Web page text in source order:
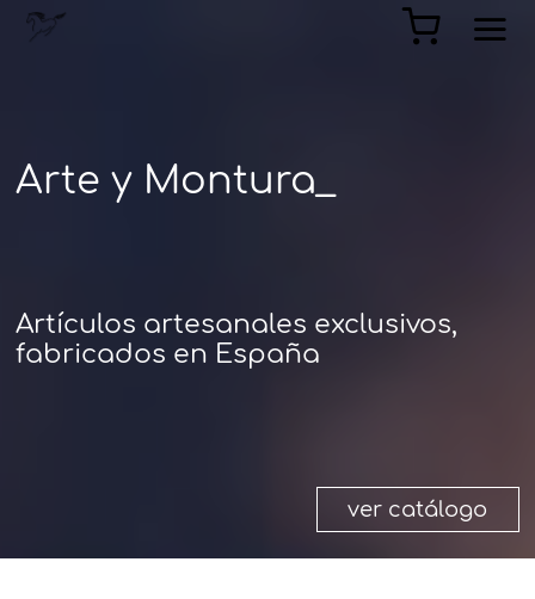
Arte y Montura_
Artículos artesanales exclusivos,
fabricados en España
ver catálogo